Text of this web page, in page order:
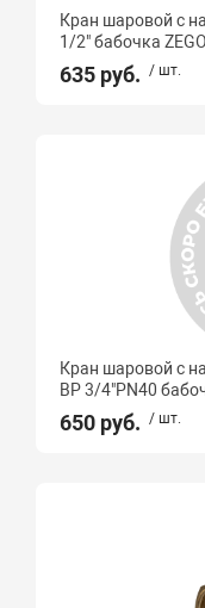
Кран шаровой с
1/2" бабочка
635 руб. / шт.
Кран шаровой с
ВР 3/4"PN40
650 руб. / шт.